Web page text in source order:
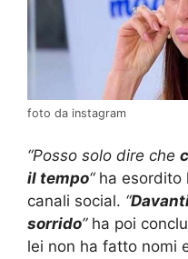
foto da instagram
“Posso solo dire che
il tempo“ha esordito
canali social. “
sorrido”ha poi
lei non ha fatto nomi